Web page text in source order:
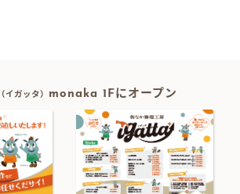
（イガッタ） monaka 1Fにオープン